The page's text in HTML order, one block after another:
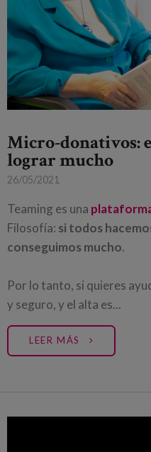
Micro-donativos:
lograr mucho
26/05/2021
Teaming es una
Filosofía: si todos
conseguimos mucho.
Por lo tanto, si quieres
y seguro, y el alta es...
LEER MÁS